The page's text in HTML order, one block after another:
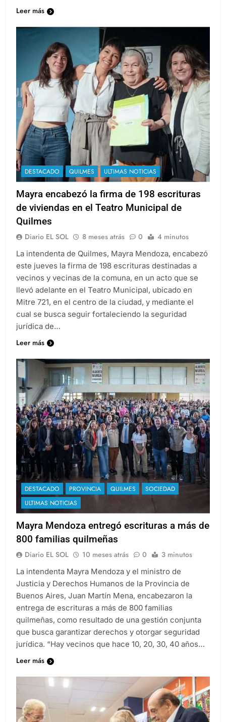
Leer más
DESTACADO QUILMES ULTIMAS NOTICIAS
Mayra encabezó la firma de 198 escrituras
de viviendas en el Teatro Municipal de
Quilmes
Diario EL SOL 8 meses atrás 0 4 minutos
La intendenta de Quilmes, Mayra Mendoza, encabezó
este jueves la firma de 198 escrituras destinadas a
vecinos y vecinas de la comuna, en un acto que se
llevó adelante en el Teatro Municipal, ubicado en
Mitre 721, en el centro de la ciudad, y mediante el
cual se busca seguir fortaleciendo la seguridad
jurídica de…
Leer más
DESTACADO PROVINCIA QUILMES
SOCIEDAD
ULTIMAS NOTICIAS
Mayra Mendoza entregó escrituras a más de
800 familias quilmeñas
Diario EL SOL 10 meses atrás 0 3 minutos
La intendenta Mayra Mendoza y el ministro de
Justicia y Derechos Humanos de la Provincia de
Buenos Aires, Juan Martín Mena, encabezaron la
entrega de escrituras a más de 800 familias
quilmeñas, como resultado de una gestión conjunta
que busca garantizar derechos y otorgar seguridad
jurídica. “Hay vecinos que hace 10, 20, 30, 40 años…
Leer más